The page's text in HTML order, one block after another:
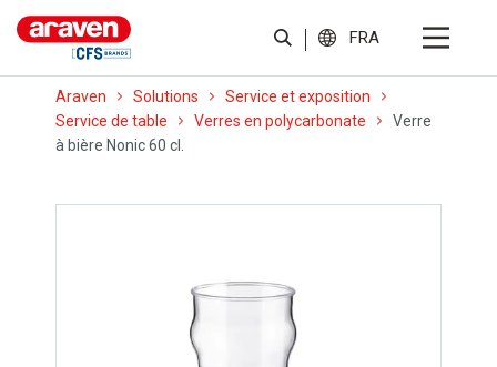
FRA
Araven Solutions
Service et exposition
Service de table
Verres en polycarbonate
Verre
à bière Nonic 60 cl.